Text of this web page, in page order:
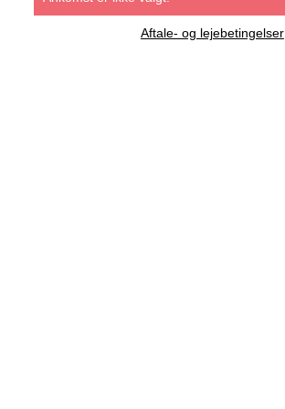
Aftale- og lejebetingelser